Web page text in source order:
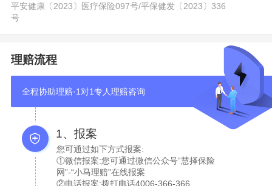
平安健康〔2023〕医疗保险097号/平保健发〔2023〕336
号
理赔流程
全程协助理赔·1对1专人理赔咨询
1、报案
您可通过如下方式报案:
①微信报案:您可通过微信公众号“慧择保险
网”-“小马理赔”在线报案
②电话报案:拨打电话4006-366-366